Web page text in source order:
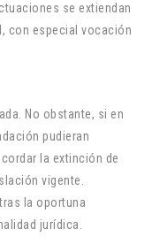
se extiendan
con especial vocación
No obstante, si en
pudieran
la extinción de
vigente.
la oportuna
jurídica.